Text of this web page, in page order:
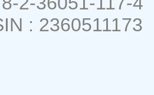
: 2360511173